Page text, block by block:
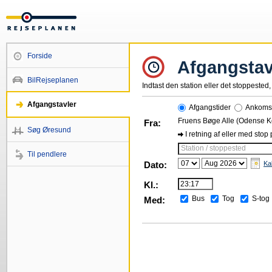
Forside
BilRejseplanen
Afgangstavler
Søg Øresund
Til pendlere
Indtast den station eller det
Afgangstider
Fra:
Fruens Bøge Alle (Odense
I retning af eller med stop
Station / stoppested
Dato:
Kl.:
Med:
Bus Tog S-tog